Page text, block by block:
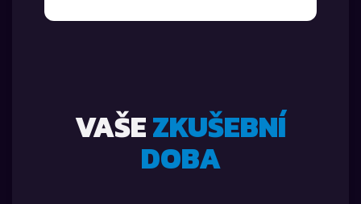
VAŠEZKUŠEBNÍ
DOBA